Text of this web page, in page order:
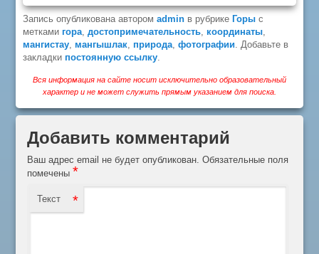
Запись опубликована авторомadmin в рубрикеГоры с
метками гора ,достопримечательность координаты
мангистау мангышлак природа ,фотографии . Добавьте в
закладки постоянную ссылку
Вся информация на сайте носит исключительно образовательный
характер и не может служить прямым указанием для поиска.
Добавить комментарий
Ваш адрес email не будет опубликован. Обязательные поля
помечены*
Текст *